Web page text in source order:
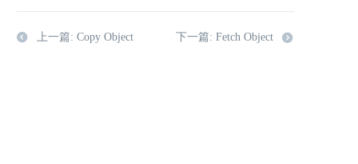
上一篇: Copy Object 下一篇: Fetch Object